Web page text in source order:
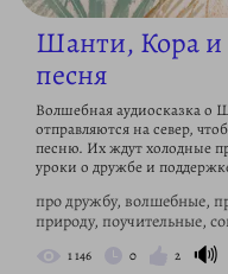
Шанти, Кора и
песня
Волшебная аудиосказка о
отправляются на север,
песню. Их ждут холодные
уроки о дружбе и
про дружбу, волшебные,
природу, поучительные,
1 146 0 2 🔊